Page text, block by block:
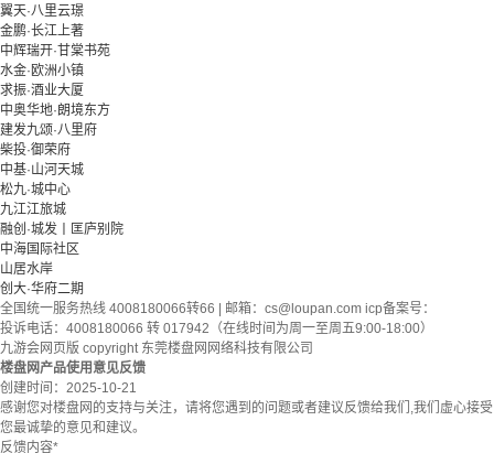
翼天·八里云璟
金鹏·长江上著
中辉瑞开·甘棠书苑
水金·欧洲小镇
求振·酒业大厦
中奥华地·朗境东方
建发九颂·八里府
柴投·御荣府
中基·山河天城
松九·城中心
九江江旅城
融创·城发丨匡庐别院
中海国际社区
山居水岸
创大·华府二期
全国统一服务热线 4008180066转66 | 邮箱： cs@loupan.com icp备案号：
投诉电话：4008180066 转 017942（在线时间为周一至周五9:00-18:00）
九游会网页版 copyright 东莞楼盘网网络科技有限公司
楼盘网产品使用意见反馈
创建时间： 2025-10-21
感谢您对楼盘网的支持与关注，请将您遇到的问题或者建议反馈给我们,我们虚心接受
您最诚挚的意见和建议。
反馈内容*